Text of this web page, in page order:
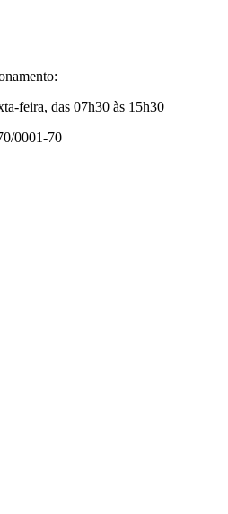
feira, das 07h30 às 15h30
0001-70